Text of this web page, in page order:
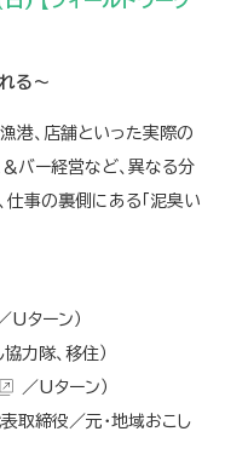
る～
港、店舗といった実際の
バー経営など、異なる分
仕事の裏側にある「泥臭い
Uターン）
力隊、移住）
／Uターン）
取締役／元・地域おこし